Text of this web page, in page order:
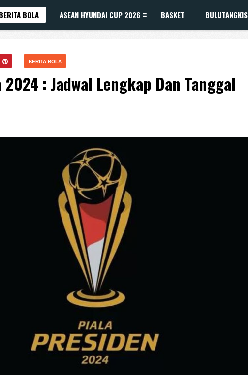
BERITA BOLA ASEAN HYUNDAI CUP 2026 BASKET BULUTANGKIS
BERITA BOLA
: Jadwal Lengkap Dan Tanggal